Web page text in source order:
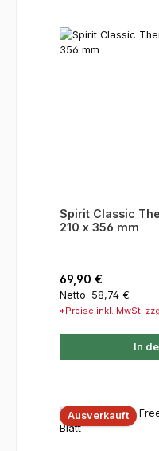
Spirit Classic
210 x 356 mm
Regulärer Preis:
69,90 €
Netto: 58,74 €
*Preise inkl. MwSt.
In
Ausverkauft